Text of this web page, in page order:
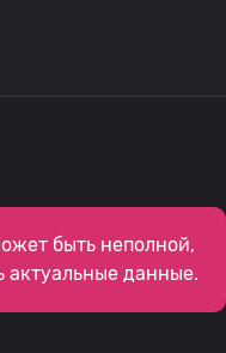
быть неполной,
данные.